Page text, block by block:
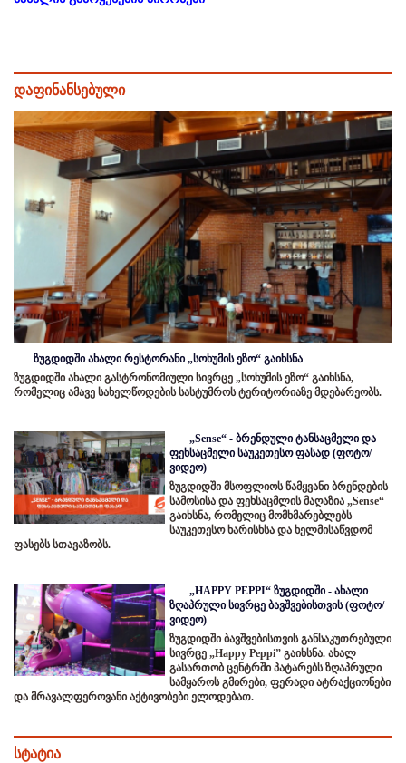
დაფინანსებული
ზუგდიდში ახალი რესტორანი „სოხუმის ეზო“ გაიხსნა
ზუგდიდში ახალი გასტრონომიული სივრცე „სოხუმის ეზო“ გაიხსნა,
რომელიც ამავე სახელწოდების სასტუმროს ტერიტორიაზე მდებარეობს.
„Sense“ - ბრენდული ტანსაცმელი და
ფეხსაცმელი საუკეთესო ფასად (ფოტო/
ვიდეო)
ზუგდიდში მსოფლიოს წამყვანი ბრენდების
სამოსისა და ფეხსაცმლის მაღაზია „Sense“
გაიხსნა, რომელიც მომხმარებლებს
საუკეთესო ხარისხსა და ხელმისაწვდომ
ფასებს სთავაზობს.
„HAPPY PEPPI“ ზუგდიდში - ახალი
ზღაპრული სივრცე ბავშვებისთვის (ფოტო/
ვიდეო)
ზუგდიდში ბავშვებისთვის განსაკუთრებული
სივრცე „Happy Peppi” გაიხსნა. ახალ
გასართობ ცენტრში პატარებს ზღაპრული
სამყაროს გმირები, ფერადი ატრაქციონები
და მრავალფეროვანი აქტივობები ელოდებათ.
სტატია